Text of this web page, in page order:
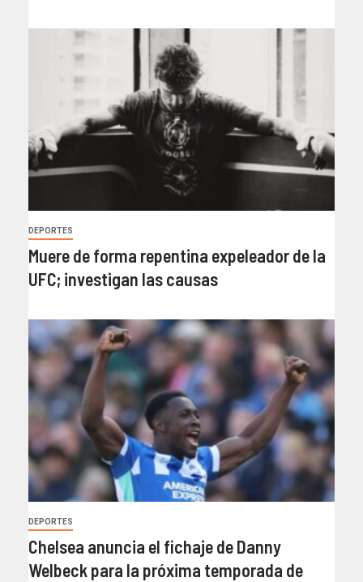
DEPORTES
Muere de forma repentina expeleador de la
UFC; investigan las causas
DEPORTES
Chelsea anuncia el fichaje de Danny
Welbeck para la próxima temporada de